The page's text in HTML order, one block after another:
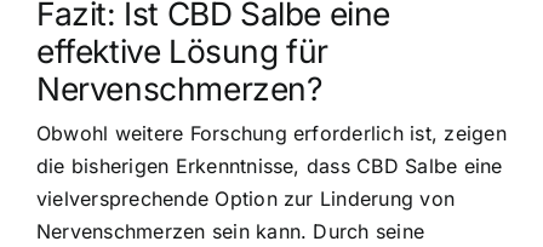
Fazit: Ist CBD Salbe eine
effektive Lösung für
Nervenschmerzen?
Obwohl weitere Forschung erforderlich ist, zeigen
die bisherigen Erkenntnisse, dass CBD Salbe eine
vielversprechende Option zur Linderung von
Nervenschmerzen sein kann. Durch seine